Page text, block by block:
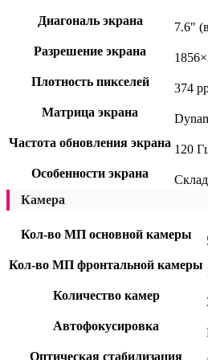
Диагональ экрана
7.6"
Разрешение экрана
Плотность пикселей
374
Матрица экрана
Частота обновления экрана 120
Особенности экрана
Камера
Кол-во МП основной камеры
Кол-во МП фронтальной камеры
Количество камер
Автофокусировка
Оптическая стабилизация